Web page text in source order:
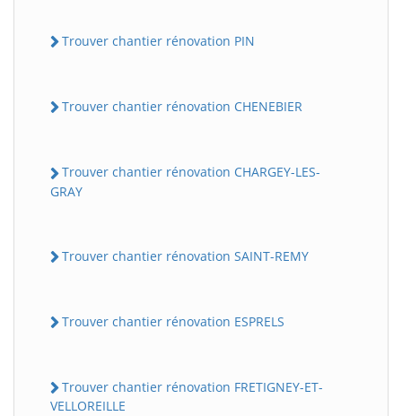
Trouver chantier rénovation PIN
Trouver chantier rénovation CHENEBIER
Trouver chantier rénovation CHARGEY-LES-
GRAY
Trouver chantier rénovation SAINT-REMY
Trouver chantier rénovation ESPRELS
Trouver chantier rénovation FRETIGNEY-ET-
VELLOREILLE